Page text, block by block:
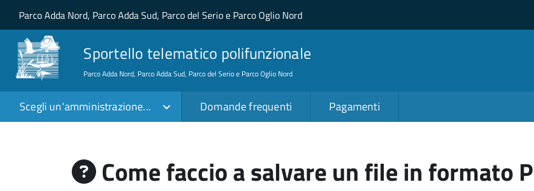
Salta al contenuto principale
Skip to site navigation
Parco Adda Nord, Parco Adda Sud, Parco del Serio e Parco Oglio Nord
Sportello telematico polifunzionale
Parco Adda Nord, Parco Adda Sud, Parco del Serio e Parco Oglio Nord
Scegli un'amministrazione... Domande frequenti Pagamenti
Come faccio a salvare un file in formato